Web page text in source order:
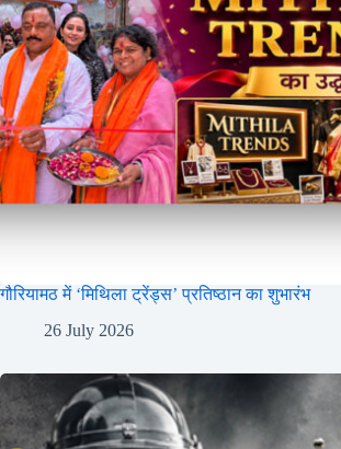
गौरियामठ में ‘मिथिला ट्रेंड्स’ प्रतिष्ठान का शुभारंभ
26 July 2026